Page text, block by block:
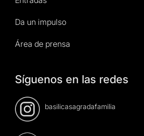
Da un impulso
Área de prensa
Síguenos en las redes
basilicasagradafamilia